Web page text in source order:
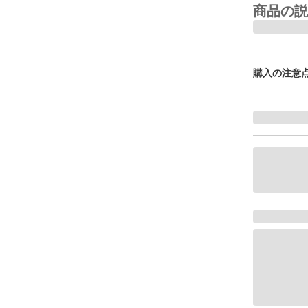
商品の
購入の注意